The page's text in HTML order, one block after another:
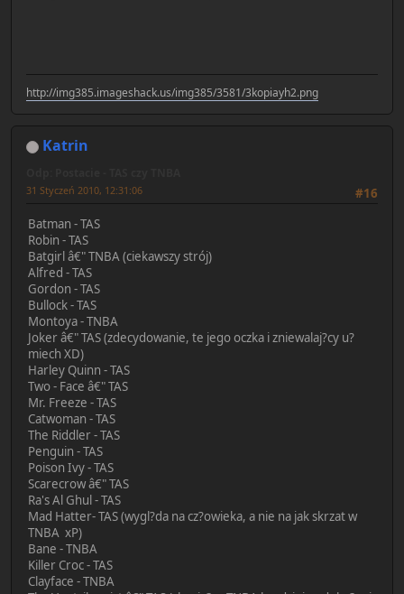
http://img385.imageshack.us/img385/3581/3kopiayh2.png
Katrin
#16
31 Styczeń 2010, 12:31:06
Batman - TAS
Robin - TAS
Batgirl â€" TNBA (ciekawszy strój)
Alfred - TAS
Gordon - TAS
Bullock - TAS
Montoya - TNBA
Joker â€" TAS (zdecydowanie, te jego oczka i zniewalaj?cy u?
miech XD)
Harley Quinn - TAS
Two - Face â€" TAS
Mr. Freeze - TAS
Catwoman - TAS
The Riddler - TAS
Penguin - TAS
Poison Ivy - TAS
Scarecrow â€" TAS
Ra's Al Ghul - TAS
Mad Hatter- TAS (wygl?da na cz?owieka, a nie na jak skrzat w
TNBA xP)
Bane - TNBA
Killer Croc - TAS
Clayface - TNBA